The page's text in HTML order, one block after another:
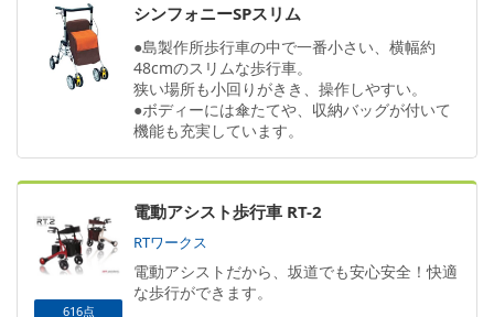
シンフォニーSPスリム
●島製作所歩行車の中で一番小さい、横幅約
48cmのスリムな歩行車。
狭い場所も小回りがきき、操作しやすい。
●ボディーには傘たてや、収納バッグが付いて
機能も充実しています。
616点
電動アシスト歩行車 RT-2
RTワークス
電動アシストだから、坂道でも安心安全！快適
な歩行ができます。